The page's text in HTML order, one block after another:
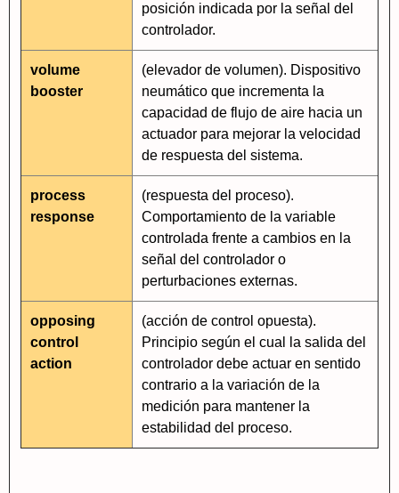
posición indicada por la señal del
controlador.
volume
booster
(elevador de volumen). Dispositivo
neumático que incrementa la
capacidad de flujo de aire hacia un
actuador para mejorar la velocidad
de respuesta del sistema.
process
response
(respuesta del proceso).
Comportamiento de la variable
controlada frente a cambios en la
señal del controlador o
perturbaciones externas.
opposing
control
action
(acción de control opuesta).
Principio según el cual la salida del
controlador debe actuar en sentido
contrario a la variación de la
medición para mantener la
estabilidad del proceso.